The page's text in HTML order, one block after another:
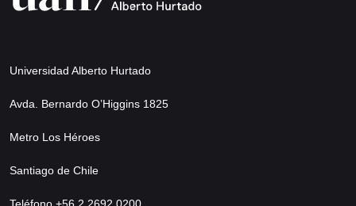
Universidad Alberto Hurtado
Avda. Bernardo O’Higgins 1825
Metro Los Héroes
Santiago de Chile
Teléfono +56 2 2692 0200